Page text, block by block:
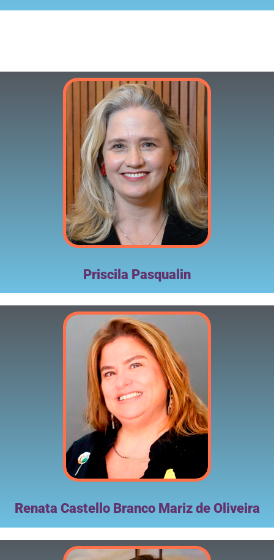
Priscila Pasqualin
Renata Castello Branco Mariz de Oliveira